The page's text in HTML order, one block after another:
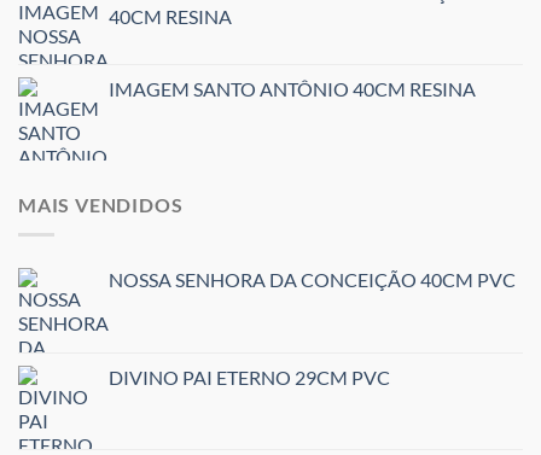
40CM RESINA
IMAGEM SANTO ANTÔNIO 40CM RESINA
MAIS VENDIDOS
NOSSA SENHORA DA CONCEIÇÃO 40CM PVC
DIVINO PAI ETERNO 29CM PVC